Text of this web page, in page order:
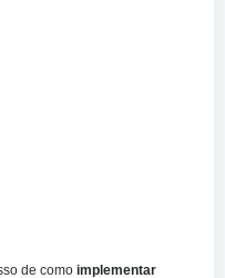
de como implementar